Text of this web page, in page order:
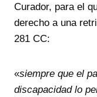
Curador, para el
derecho a una
281 CC:
«siempre que el
discapacidad lo